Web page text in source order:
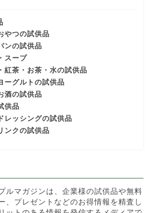
やつの試供品
ンの試供品
スープ
紅茶・お茶・水の試供品
ーグルトの試供品
酒の試供品
供品
レッシングの試供品
ンクの試供品
ルマガジンは、企業様の試供品や無料
、プレゼントなどのお得情報を精査し